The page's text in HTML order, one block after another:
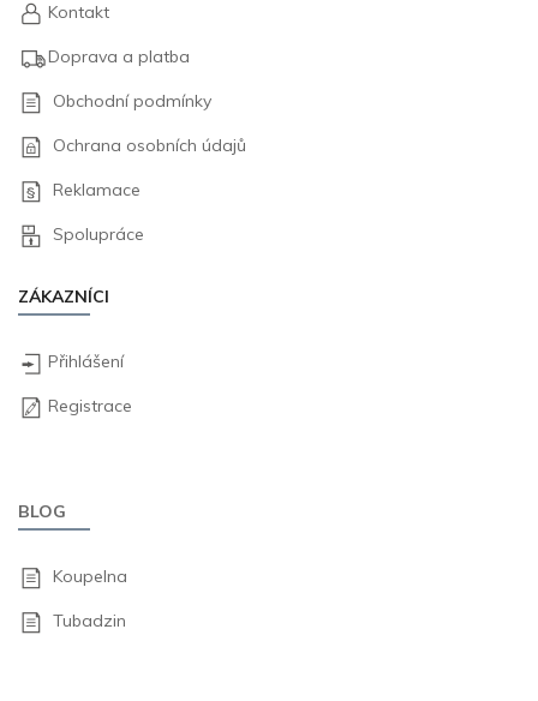
Kontakt
Doprava a platba
Obchodní podmínky
Ochrana osobních údajů
Reklamace
Spolupráce
ZÁKAZNÍCI
Přihlášení
Registrace
BLOG
Koupelna
Tubadzin